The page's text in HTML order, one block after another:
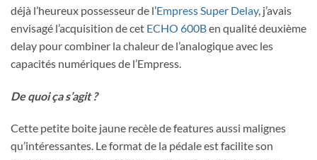
déjà l’heureux possesseur de l’Empress Super Delay, j’avais
envisagé l’acquisition de cet ECHO 600Ben qualité deuxième
delay pour combiner la chaleur de l’analogique avec les
capacités numériques de l’Empress.
De quoi ça s’agit ?
Cette petite boite jaune recèle de features aussi malignes
qu’intéressantes. Le format de la pédale est facilite son